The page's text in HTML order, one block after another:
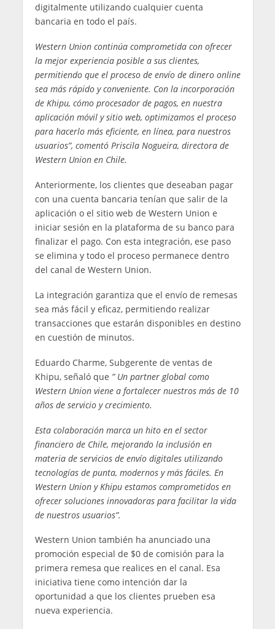
digitalmente utilizando cualquier cuenta
bancaria en todo el país.
Western Union continúa comprometida con ofrecer
la mejor experiencia posible a sus clientes,
permitiendo que el proceso de envío de dinero online
sea más rápido y conveniente. Con la incorporación
de Khipu, cómo procesador de pagos, en nuestra
aplicación móvil y sitio web, optimizamos el proceso
para hacerlo más eficiente, en línea, para nuestros
usuarios”, comentó Priscila Nogueira, directora de
Western Union en Chile.
Anteriormente, los clientes que deseaban pagar
con una cuenta bancaria tenían que salir de la
aplicación o el sitio web de Western Union e
iniciar sesión en la plataforma de su banco para
finalizar el pago. Con esta integración, ese paso
se elimina y todo el proceso permanece dentro
del canal de Western Union.
La integración garantiza que el envío de remesas
sea más fácil y eficaz, permitiendo realizar
transacciones que estarán disponibles en destino
en cuestión de minutos.
Eduardo Charme, Subgerente de ventas de
Khipu, señaló que ” Un partner global como
Western Union viene a fortalecer nuestros más de 10
años de servicio y crecimiento.
Esta colaboración marca un hito en el sector
financiero de Chile, mejorando la inclusión en
materia de servicios de envío digitales utilizando
tecnologías de punta, modernos y más fáciles. En
Western Union y Khipu estamos comprometidos en
ofrecer soluciones innovadoras para facilitar la vida
de nuestros usuarios”.
Western Union también ha anunciado una
promoción especial de $0 de comisión para la
primera remesa que realices en el canal. Esa
iniciativa tiene como intención dar la
oportunidad a que los clientes prueben esa
nueva experiencia.